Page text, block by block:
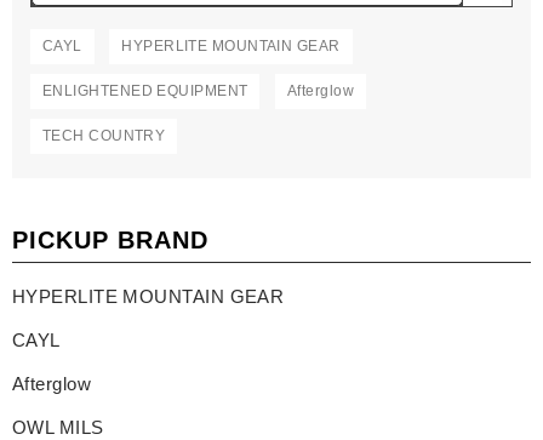
CAYL HYPERLITE MOUNTAIN GEAR
ENLIGHTENED EQUIPMENT Afterglow
TECH COUNTRY
PICKUP BRAND
HYPERLITE MOUNTAIN GEAR
CAYL
Afterglow
OWL MILS